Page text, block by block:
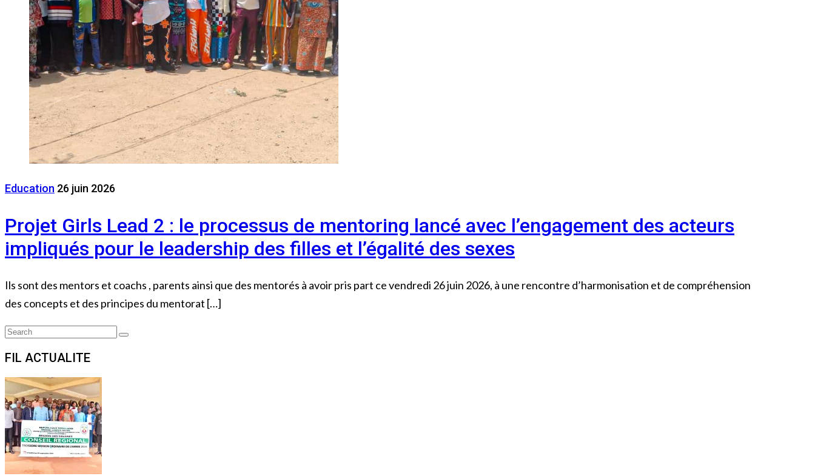
Education 26 juin 2026
Projet Girls Lead 2 : le processus de mentoring lancé avec l’engagement des acteurs
impliqués pour le leadership des filles et l’égalité des sexes
Ils sont des mentors et coachs , parents ainsi que des mentorés à avoir pris part ce vendredi 26 juin 2026, à une rencontre d’harmonisation et de compréhension
des concepts et des principes du mentorat […]
Search
Search
FIL ACTUALITE